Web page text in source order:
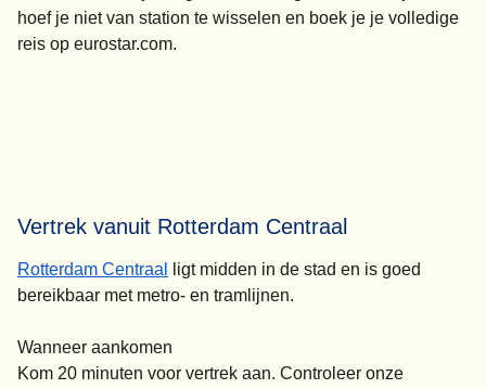
hoef je niet van station te wisselen en boek je je volledige
reis op eurostar.com.
Vertrek vanuit Rotterdam Centraal
Rotterdam Centraal
ligt midden in de stad en is goed
bereikbaar met metro- en tramlijnen.
Wanneer aankomen
Kom 20 minuten voor vertrek aan. Controleer onze